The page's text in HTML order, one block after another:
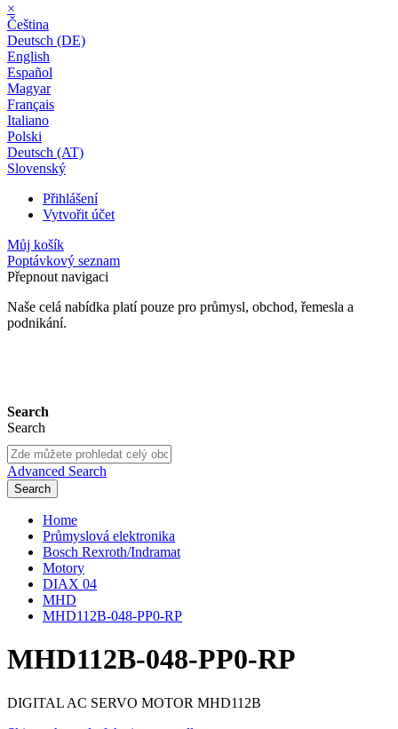
×
Čeština
Deutsch (DE)
English
Español
Magyar
Français
Italiano
Polski
Deutsch (AT)
Slovenský
Přihlášení
Vytvořit účet
Můj košík
Poptávkový seznam
Přepnout navigaci
Naše celá nabídka platí pouze pro průmysl, obchod, řemesla a
podnikání.
Search
Search
Advanced Search
Search
Home
Průmyslová elektronika
Bosch Rexroth/Indramat
Motory
DIAX 04
MHD
MHD112B-048-PP0-RP
MHD112B-048-PP0-RP
DIGITAL AC SERVO MOTOR MHD112B